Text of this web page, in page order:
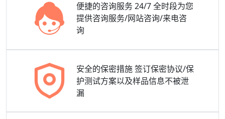
便捷的咨询服务24/7 全时段为您
提供咨询服务/网站咨询/来电咨
询
安全的保密措施 签订保密协议/保
护测试方案以及样品信息不被泄
漏